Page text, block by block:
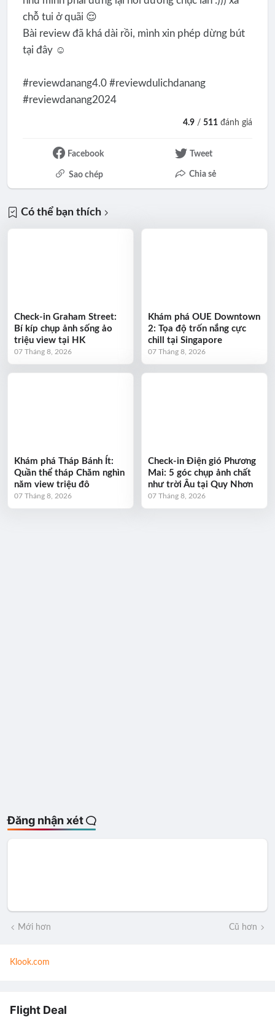
chỗ tui ở quãi 😌
Bài review đã khá dài rồi, mình xin phép dừng bút
tại đây ☺️
#reviewdanang4.0 #reviewdulichdanang
#reviewdanang2024
4.9 /511 đánh giá
Facebook Tweet
Sao chép Chia sẻ
Có thể bạn thích
Check-in Graham Street:
Bí kíp chụp ảnh sống ảo
triệu view tại HK
07 Tháng 8, 2026
Khám phá OUE Downtown
2: Tọa độ trốn nắng cực
chill tại Singapore
07 Tháng 8, 2026
Khám phá Tháp Bánh Ít:
Quần thể tháp Chăm nghìn
năm view triệu đô
07 Tháng 8, 2026
Check-in Điện gió Phương
Mai: 5 góc chụp ảnh chất
như trời Âu tại Quy Nhơn
07 Tháng 8, 2026
Đăng nhận xét
Mới hơn Cũ hơn
Klook.com
Flight Deal